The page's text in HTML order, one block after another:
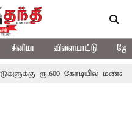
சினிமா விளையாட்டு
கோடியில் மண்வள